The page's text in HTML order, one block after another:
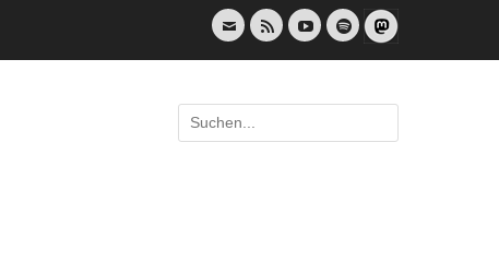
E-
Mail
Feed YouTubeSpotify
Suche
nach: